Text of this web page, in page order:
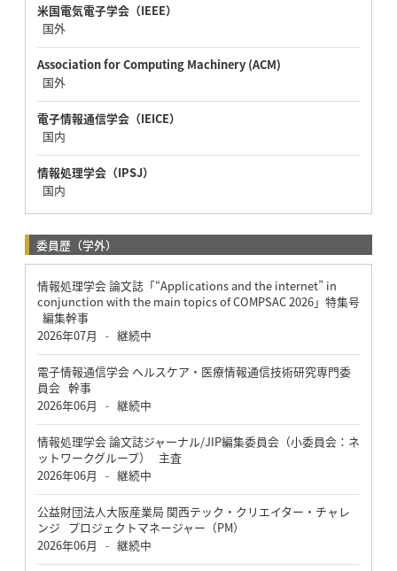
米国電気電子学会（IEEE）
国外
Association for Computing Machinery (ACM)
国外
電子情報通信学会（IEICE）
国内
情報処理学会（IPSJ）
国内
委員歴（学外）
情報処理学会 論文誌「“Applications and the internet” in
conjunction with the main topics of COMPSAC 2026」特集号
編集幹事
2026年07月
- 継続中
電子情報通信学会 ヘルスケア・医療情報通信技術研究専門委
員会 幹事
2026年06月
- 継続中
情報処理学会 論文誌ジャーナル/JIP編集委員会（小委員会：ネ
ットワークグループ） 主査
2026年06月
- 継続中
公益財団法人大阪産業局 関西テック・クリエイター・チャレ
ンジ プロジェクトマネージャー（PM）
2026年06月
- 継続中